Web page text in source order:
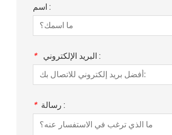
اسم :
* البريد الإلكتروني :
* رسالة :